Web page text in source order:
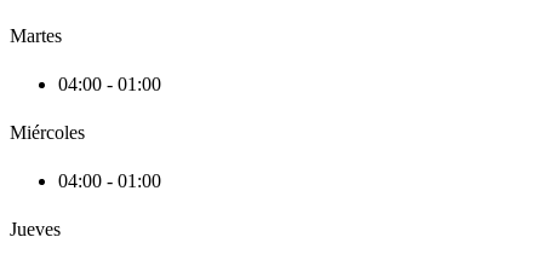
Martes
04:00 - 01:00
Miércoles
04:00 - 01:00
Jueves